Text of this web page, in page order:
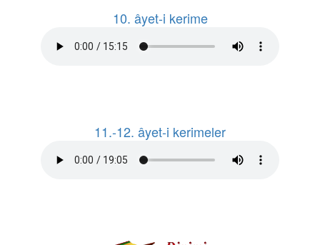
10. âyet-i kerime
11.-12. âyet-i kerimeler